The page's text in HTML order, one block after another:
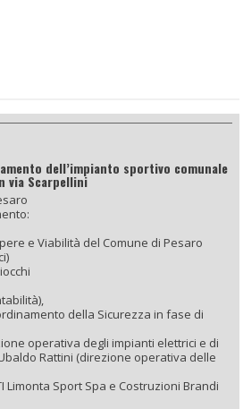
dell’impianto sportivo comunale
via Scarpellini
e Viabilità del Comune di Pesaro
della Sicurezza in fase di
operativa degli impianti elettrici e di
Rattini (direzione operativa delle
Limonta Sport Spa e Costruzioni Brandi